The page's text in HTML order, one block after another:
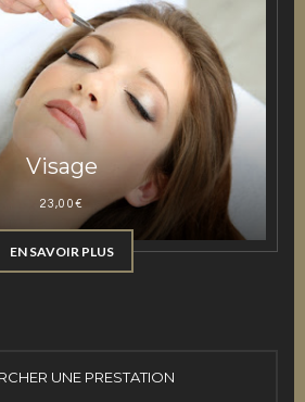
Visage
23,00€
EN SAVOIR PLUS
UNE PRESTATION